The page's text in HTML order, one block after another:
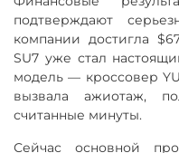
подтверждают
компании достигла
SU7 уже стал
модель — кроссовер
вызвала ажиотаж,
считанные минуты.
Сейчас основной